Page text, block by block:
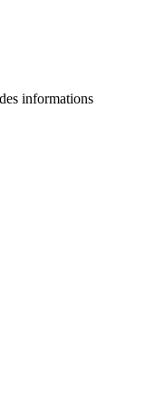
informations